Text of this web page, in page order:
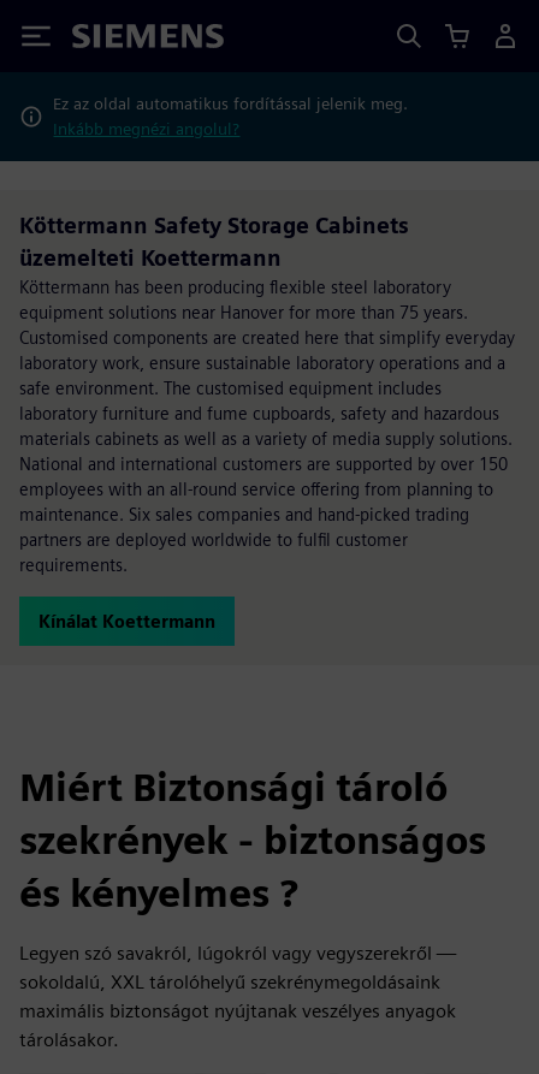
Siemens
Ez az oldal automatikus fordítással jelenik meg.
Inkább megnézi angolul?
Köttermann Safety Storage Cabinets
üzemelteti Koettermann
Köttermann has been producing flexible steel laboratory
equipment solutions near Hanover for more than 75 years.
Customised components are created here that simplify everyday
laboratory work, ensure sustainable laboratory operations and a
safe environment. The customised equipment includes
laboratory furniture and fume cupboards, safety and hazardous
materials cabinets as well as a variety of media supply solutions.
National and international customers are supported by over 150
employees with an all-round service offering from planning to
maintenance. Six sales companies and hand-picked trading
partners are deployed worldwide to fulfil customer
requirements.
Kínálat Koettermann
Miért Biztonsági tároló
szekrények - biztonságos
és kényelmes ?
Legyen szó savakról, lúgokról vagy vegyszerekről —
sokoldalú, XXL tárolóhelyű szekrénymegoldásaink
maximális biztonságot nyújtanak veszélyes anyagok
tárolásakor.